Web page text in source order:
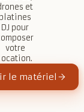
et
DJ pour
votre
le matériel